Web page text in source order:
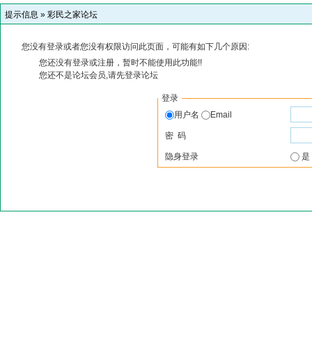
提示信息 » 彩民之家论坛
您没有登录或者您没有权限访问此页面，可能有如下几个原因:
您还没有登录或注册，暂时不能使用此功能!!
您还不是论坛会员,请先登录论坛
登录
用户名
Email
密 码
隐身登录